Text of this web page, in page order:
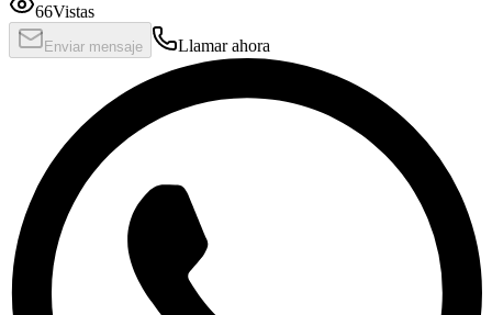
66Vistas
Enviar mensaje Llamar ahora